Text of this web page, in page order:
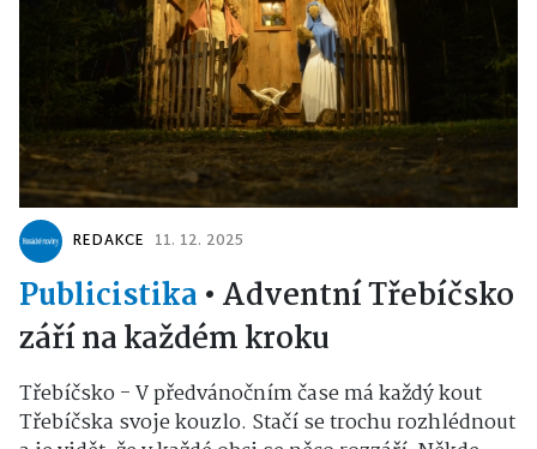
REDAKCE 11. 12. 2025
Publicistika • Adventní Třebíčsko
září na každém kroku
Třebíčsko - V předvánočním čase má každý kout
Třebíčska svoje kouzlo. Stačí se trochu rozhlédnout